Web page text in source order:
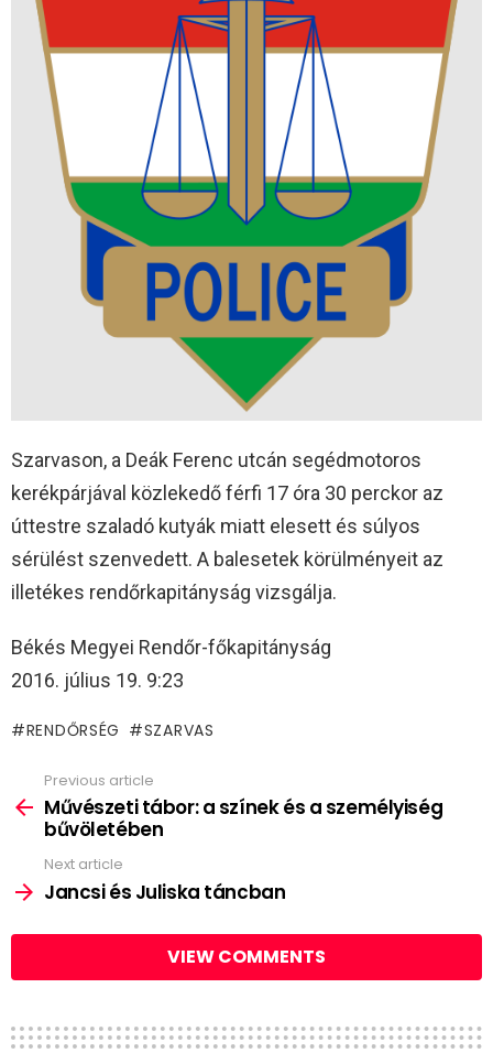
Szarvason, a Deák Ferenc utcán segédmotoros
kerékpárjával közlekedő férfi 17 óra 30 perckor az
úttestre szaladó kutyák miatt elesett és súlyos
sérülést szenvedett. A balesetek körülményeit az
illetékes rendőrkapitányság vizsgálja.
Békés Megyei Rendőr-főkapitányság
2016. július 19. 9:23
RENDŐRSÉG SZARVAS
more
Previous article
Művészeti tábor: a színek és a személyiség
bűvöletében
Next article
Jancsi és Juliska táncban
VIEW COMMENTS